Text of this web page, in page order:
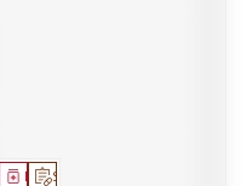
Sur prescription
Médicament